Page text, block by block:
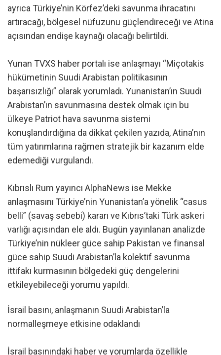
ayrıca Türkiye’nin Körfez’deki savunma ihracatını
artıracağı, bölgesel nüfuzunu güçlendireceği ve Atina
açısından endişe kaynağı olacağı belirtildi.
Yunan TVXS haber portalı ise anlaşmayı “Miçotakis
hükümetinin Suudi Arabistan politikasının
başarısızlığı” olarak yorumladı. Yunanistan’ın Suudi
Arabistan’ın savunmasına destek olmak için bu
ülkeye Patriot hava savunma sistemi
konuşlandırdığına da dikkat çekilen yazıda, Atina’nın
tüm yatırımlarına rağmen stratejik bir kazanım elde
edemediği vurgulandı.
Kıbrıslı Rum yayıncı AlphaNews ise Mekke
anlaşmasını Türkiye’nin Yunanistan’a yönelik “casus
belli” (savaş sebebi) kararı ve Kıbrıs’taki Türk askeri
varlığı açısından ele aldı. Bugün yayınlanan analizde
Türkiye’nin nükleer güce sahip Pakistan ve finansal
güce sahip Suudi Arabistan’la kolektif savunma
ittifakı kurmasının bölgedeki güç dengelerini
etkileyebileceği yorumu yapıldı.
İsrail basını, anlaşmanın Suudi Arabistan’la
normalleşmeye etkisine odaklandı
İsrail basınındaki haber ve yorumlarda özellikle